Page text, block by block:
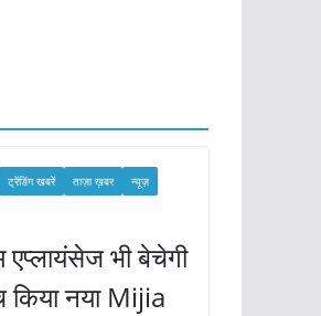
ट्रेंडिंग खबरें ताज़ा ख़बर
न्यूज़
एप्लायंसेज भी बेचेगी
नया Mijia